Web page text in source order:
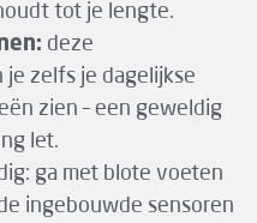
tot je lengte.
deze
zelfs je dagelijkse
zien – een geweldig
let.
ga met blote voeten
ingebouwde sensoren